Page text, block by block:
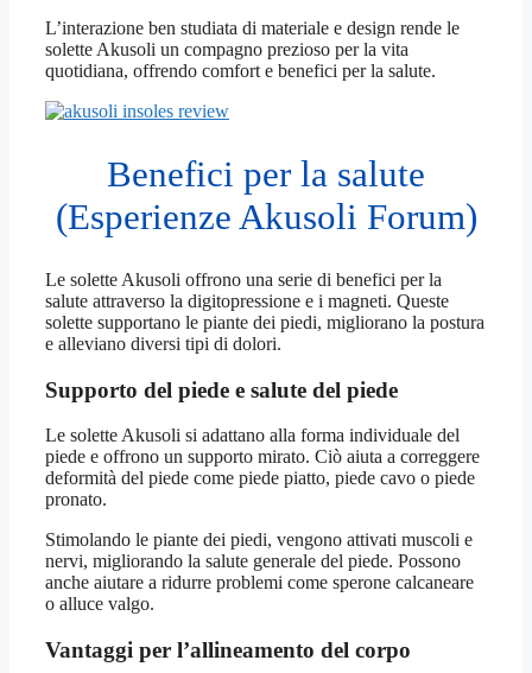
L’interazione ben studiata di materiale e design rende le
solette Akusoli un compagno prezioso per la vita
quotidiana, offrendo comfort e benefici per la salute.
Benefici per la salute
(Esperienze Akusoli Forum)
Le solette Akusoli offrono una serie di benefici per la
salute attraverso la digitopressione e i magneti. Queste
solette supportano le piante dei piedi, migliorano la postura
e alleviano diversi tipi di dolori.
Supporto del piede e salute del piede
Le solette Akusoli si adattano alla forma individuale del
piede e offrono un supporto mirato. Ciò aiuta a correggere
deformità del piede come piede piatto, piede cavo o piede
pronato.
Stimolando le piante dei piedi, vengono attivati muscoli e
nervi, migliorando la salute generale del piede. Possono
anche aiutare a ridurre problemi come sperone calcaneare
o alluce valgo.
Vantaggi per l’allineamento del corpo